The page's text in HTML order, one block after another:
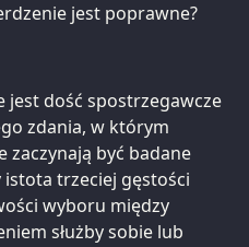
jest poprawne?
jest dość spostrzegawcze
zdania, w którym
zaczynają być badane
trzeciej gęstości
wyboru między
służby sobie lub